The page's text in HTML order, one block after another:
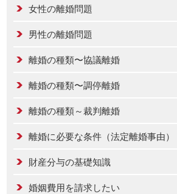
女性の離婚問題
男性の離婚問題
離婚の種類〜協議離婚
離婚の種類〜調停離婚
離婚の種類～裁判離婚
離婚に必要な条件（法定離婚事由）
財産分与の基礎知識
婚姻費用を請求したい